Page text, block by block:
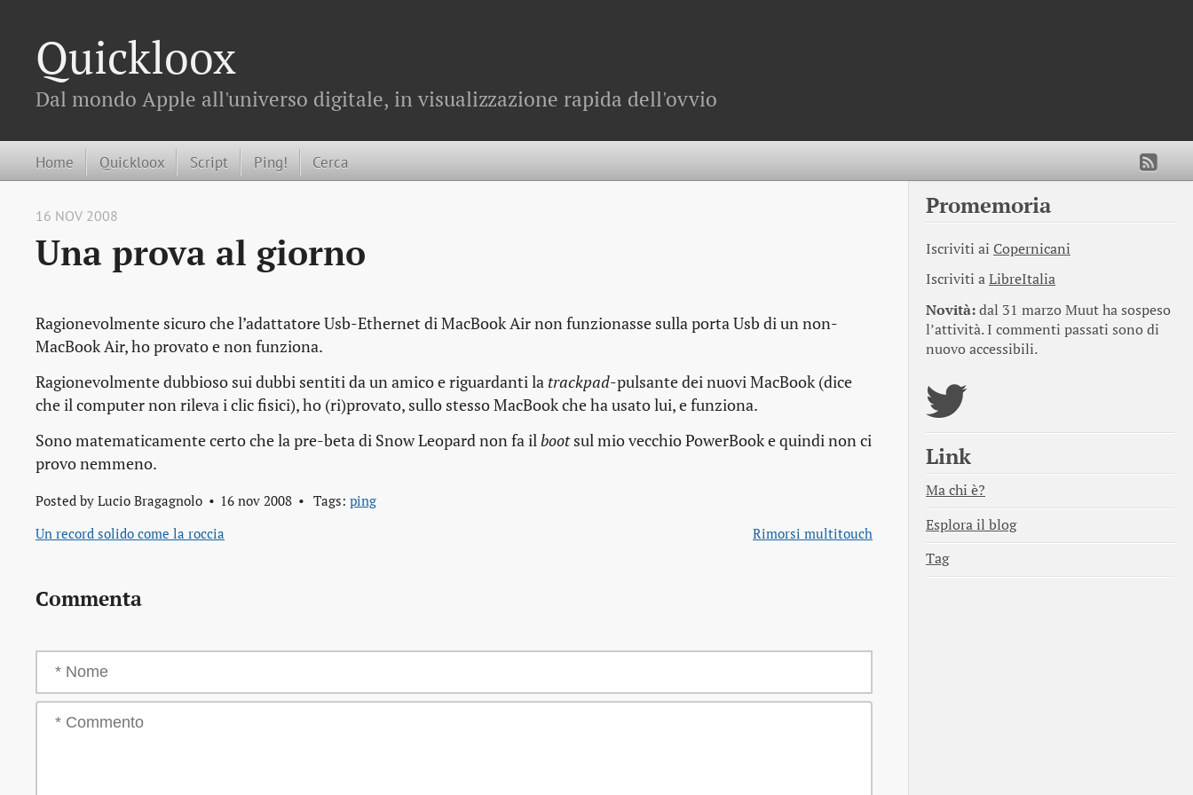
Quickloox
Dal mondo Apple all'universo digitale, in visualizzazione rapida dell'ovvio
Home Quickloox Script Ping! Cerca
16 NOV 2008
Una prova al giorno
Ragionevolmente sicuro che l’adattatore Usb-Ethernet di MacBook Air non funzionasse sulla porta Usb di un non-
MacBook Air, ho provato e non funziona.
Ragionevolmente dubbioso sui dubbi sentiti da un amico e riguardanti la trackpad-pulsante dei nuovi MacBook (dice
che il computer non rileva i clic fisici), ho (ri)provato, sullo stesso MacBook che ha usato lui, e funziona.
Sono matematicamente certo che la pre-beta di Snow Leopard non fa ilbootsul mio vecchio PowerBook e quindi non ci
provo nemmeno.
Posted by Lucio Bragagnolo 16 nov 2008 Tags: ping
Un record solido come la roccia
Rimorsi multitouch
Commenta
Promemoria
Iscriviti ai Copernicani
Iscriviti aLibreItalia
Novità:dal 31 marzo Muut ha sospeso
l’attività. I commenti passati sono di
nuovo accessibili.
Link
Ma chi è?
Esplora il blog
Tag